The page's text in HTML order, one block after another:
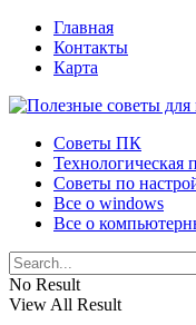
Главная
Контакты
Карта
Советы ПК
Технологическая
Советы по
Все о windows
Все о
No Result
View All Result